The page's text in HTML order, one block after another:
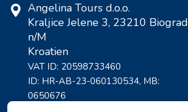
Angelina Tours d.o.o.
Kraljice Jelene 3, 23210 Biograd
n/M
Kroatien
VAT ID: 20598733460
ID: HR-AB-23-060130534, MB:
0650676